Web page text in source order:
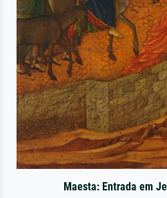
Maesta: Entrada em